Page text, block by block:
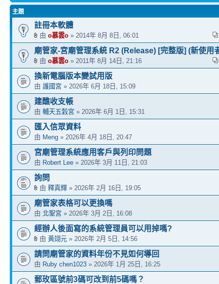
主題
註冊本軟體
由 o慕雲o » 2014年 8月 8日, 06:01
廟管家-宮廟管理系統 R2 (Release) [完整版] (新使用
由 o慕雲o » 2011年 8月 14日, 21:16
換新電腦版本變試用版
由 護國宮 » 2026年 6月 18日, 15:09
建醮收支帳
由 輔天五穀宮 » 2026年 6月 1日, 15:31
匯入信眾資料
由 Meng » 2026年 4月 18日, 20:47
宮廟管理系統應用客戶與列印問題
由 Robert Lee » 2026年 3月 11日, 21:03
詢問
由 釋真輝 » 2026年 2月 16日, 19:05
廟管家表格可以更換嗎
由 北聖宮 » 2026年 3月 2日, 16:08
經辦人後面寫的系統管理員可以用掉嗎?
由 黃翊元 » 2026年 2月 5日, 14:56
請問廟管家的資料年份不見如何導回
由 Ruby chen1023 » 2026年 1月 25日, 16:25
郵玫區號前3碼可改到前5碼嗎？